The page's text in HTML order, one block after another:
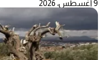
9 أغسطس، 2026